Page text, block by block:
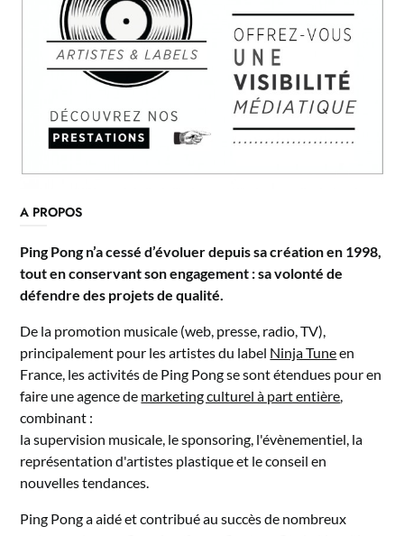
A PROPOS
Ping Pong n’a cessé d’évoluer depuis sa création en 1998,
tout en conservant son engagement : sa volonté de
défendre des projets de qualité.
De la promotion musicale (web, presse, radio, TV),
principalement pour les artistes du label Ninja Tuneen
France, les activités de Ping Pong se sont étendues pour en
faire une agence de marketing culturel à part entière,
combinant :
la supervision musicale, le sponsoring, l'évènementiel, la
représentation d'artistes plastique et le conseil en
nouvelles tendances.
Ping Pong a aidé et contribué au succès de nombreux